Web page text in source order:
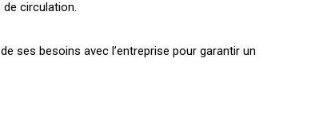
circulation.
ses besoins avec l’entreprise pour garantir un